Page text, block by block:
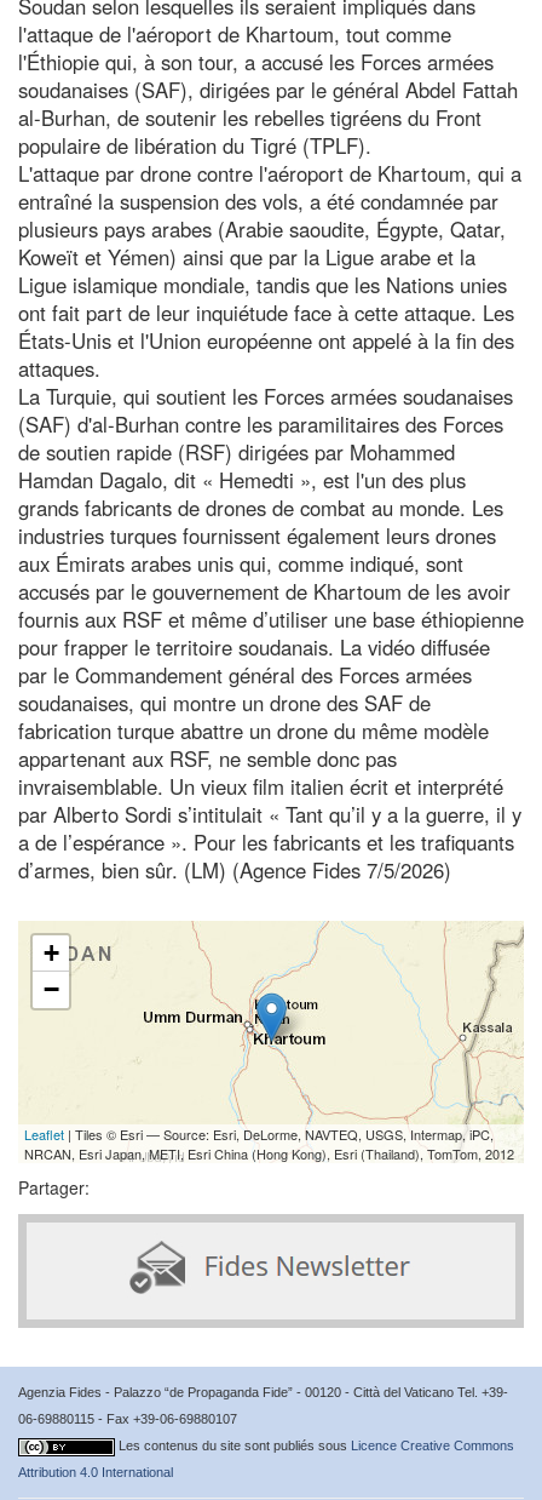
Soudan selon lesquelles ils seraient impliqués dans
l'attaque de l'aéroport de Khartoum, tout comme
l'Éthiopie qui, à son tour, a accusé les Forces armées
soudanaises (SAF), dirigées par le général Abdel Fattah
al-Burhan, de soutenir les rebelles tigréens du Front
populaire de libération du Tigré (TPLF).
L'attaque par drone contre l'aéroport de Khartoum, qui a
entraîné la suspension des vols, a été condamnée par
plusieurs pays arabes (Arabie saoudite, Égypte, Qatar,
Koweït et Yémen) ainsi que par la Ligue arabe et la
Ligue islamique mondiale, tandis que les Nations unies
ont fait part de leur inquiétude face à cette attaque. Les
États-Unis et l'Union européenne ont appelé à la fin des
attaques.
La Turquie, qui soutient les Forces armées soudanaises
(SAF) d'al-Burhan contre les paramilitaires des Forces
de soutien rapide (RSF) dirigées par Mohammed
Hamdan Dagalo, dit « Hemedti », est l'un des plus
grands fabricants de drones de combat au monde. Les
industries turques fournissent également leurs drones
aux Émirats arabes unis qui, comme indiqué, sont
accusés par le gouvernement de Khartoum de les avoir
fournis aux RSF et même d’utiliser une base éthiopienne
pour frapper le territoire soudanais. La vidéo diffusée
par le Commandement général des Forces armées
soudanaises, qui montre un drone des SAF de
fabrication turque abattre un drone du même modèle
appartenant aux RSF, ne semble donc pas
invraisemblable. Un vieux film italien écrit et interprété
par Alberto Sordi s’intitulait « Tant qu’il y a la guerre, il y
a de l’espérance ». Pour les fabricants et les trafiquants
d’armes, bien sûr. (LM) (Agence Fides 7/5/2026)
+
−
Leaflet | Tiles © Esri — Source: Esri, DeLorme, NAVTEQ, USGS, Intermap, iPC,
NRCAN, Esri Japan, METI, Esri China (Hong Kong), Esri (Thailand), TomTom, 2012
Partager:
Agenzia Fides - Palazzo “de Propaganda Fide” - 00120 - Città del Vaticano Tel. +39-
06-69880115 - Fax +39-06-69880107
Les contenus du site sont publiés sous Licence Creative Commons
Attribution 4.0 International